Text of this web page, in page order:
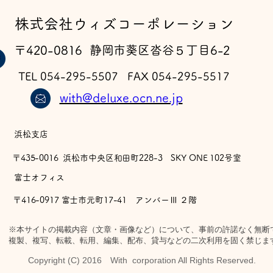
フェルゼン ドライ 完成
​株式会社ウィズコーポレーション
〒420-0816 静岡市葵区沓谷５丁目6-2
TEL 054-295-5507 FAX 054-295-5517
with@deluxe.ocn.ne.jp
浜松支店
〒435-0016 浜松市中央区和田町228-3 SKY ONE 102号室
​富士オフィス
〒416-0917 富士市元町17-41 アンバーⅢ ２階
※本サイトの掲載内容（文章・画像など）について、事前の許諾なく無断
複製、複写、転載、転用、編集、配布、貸与などの二次利用を固く禁じま
Copyright (C) 2016 With corporation All Rights Reserved.​